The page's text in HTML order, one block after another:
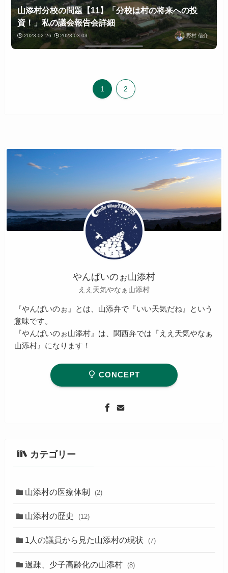
山添村分校の問題【11】「分校は村の将来への投
資！」私の議会報告会詳細
2023-02-26 2023-03-03 野村 信介
1 2
やんばいのぉ山添村
ええ天気やなぁ山添村
『やんばいのぉ』とは、山添弁で『いい天気だね』という
意味です。
『やんばいのぉ山添村』は、関西弁では『ええ天気やなぁ
山添村』になります！
CONCEPT
カテゴリー
山添村の医療体制 (2)
山添村の歴史 (12)
1人の議員から見た山添村の現状 (7)
過疎、少子高齢化の山添村 (8)